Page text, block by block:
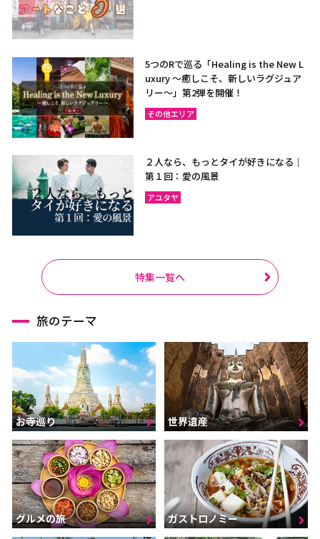
5つのRで巡る「Healing is the New L
uxury ～癒しこそ、新しいラグジュア
リー〜」第2弾を開催！
その他エリア
２人なら、もっとタイが好きになる｜
第１回：愛の風景
アユタヤ
特集一覧へ
旅のテーマ
お寺巡り 世界遺産
グルメの旅 ガストロノミー